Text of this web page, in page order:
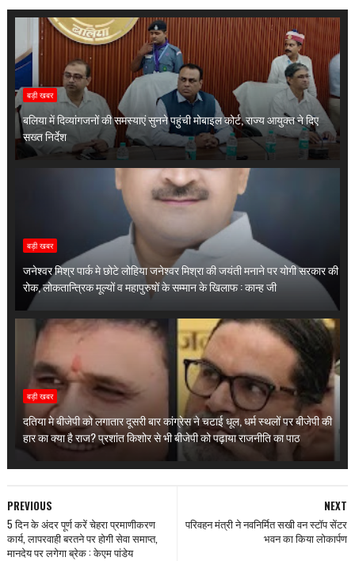
बड़ी खबर
बलिया में दिव्यांगजनों की समस्याएं सुनने पहुंची मोबाइल कोर्ट, राज्य आयुक्त ने दिए
सख्त निर्देश
बड़ी खबर
जनेश्वर मिश्र पार्क मे छोटे लोहिया जनेश्वर मिश्रा की जयंती मनाने पर योगी सरकार की
रोक, लोकतान्त्रिक मूल्यों व महापुरुषों के सम्मान के खिलाफ : कान्ह जी
बड़ी खबर
दतिया मे बीजेपी को लगातार दूसरी बार कांग्रेस ने चटाई धूल, धर्म स्थलों पर बीजेपी की
हार का क्या है राज? प्रशांत किशोर से भी बीजेपी को पढ़ाया राजनीति का पाठ
NEXT
परिवहन मंत्री ने नवनिर्मित सखी वन स्टॉप सेंटर
भवन का किया लोकार्पण
PREVIOUS
5 दिन के अंदर पूर्ण करें चेहरा प्रमाणीकरण
कार्य, लापरवाही बरतने पर होगी सेवा समाप्त,
मानदेय पर लगेगा ब्रेक : केएम पांडेय